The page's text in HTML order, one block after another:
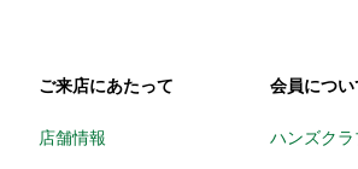
ご来店にあたって
店舗情報
会員につい
ハンズク